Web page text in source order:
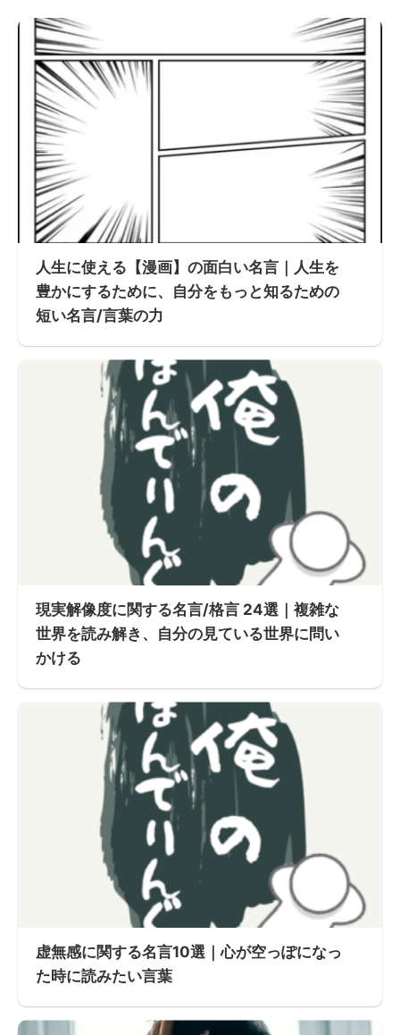
人生に使える【漫画】の面白い名言｜人生を
豊かにするために、自分をもっと知るための
短い名言/言葉の力
現実解像度に関する名言/格言 24選｜複雑な
世界を読み解き、自分の見ている世界に問い
かける
虚無感に関する名言10選｜心が空っぽになっ
た時に読みたい言葉